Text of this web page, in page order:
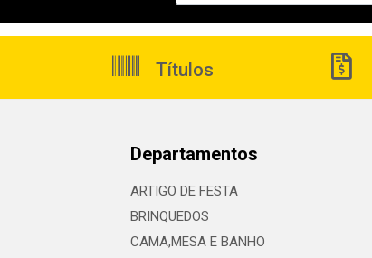
Títulos
Departamentos
ARTIGO DE FESTA
BRINQUEDOS
CAMA,MESA E BANHO